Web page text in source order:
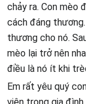
chảy ra. Con mèo
cách đáng
thương cho nó.
mèo lại trở nên
điều là nó ít khi
Em rất yêu quý